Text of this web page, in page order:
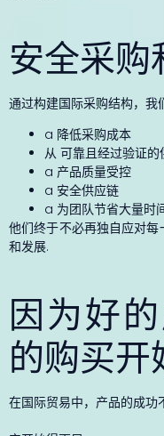
安全采购
通过构建国际采购结构，我
a 降低采购成本
从 可靠且经过验证的
a 产品质量受控
a 安全供应链
a 为团队节省大量时
他们终于不必再独自应对
和发展.
因为好
的购买开
在国际贸易中，产品的成功